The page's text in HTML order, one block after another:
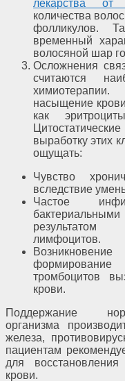
лекарства от
количества
фолликулов.
временный
волосяной шар
Осложнения
считаются
насыщение
как
выработку этих
ощущать:
Чувство
вследствие
Частое
результатом
лимфоцитов.
формирование
тромбоцитов
крови.
Поддержание
организма
железа,
пациентам
для
крови.